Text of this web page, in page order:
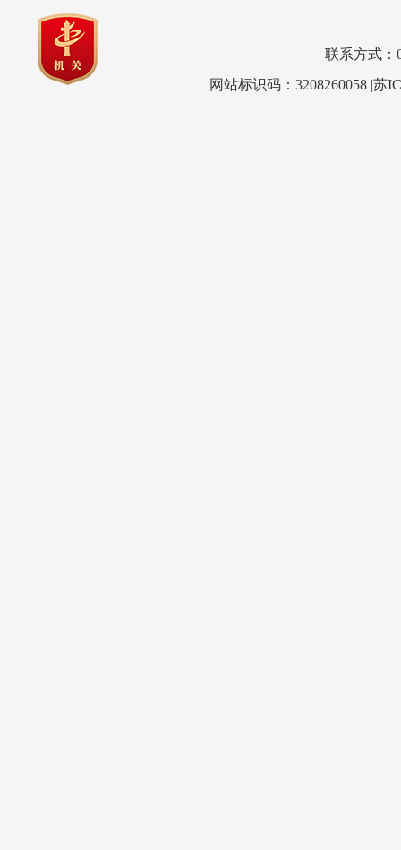
联系方式：
网站标识码：3208260058 |苏